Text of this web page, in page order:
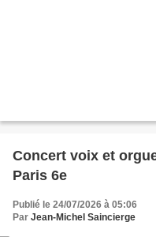
Concert voix et
Paris 6e
Publié le 24/07/2026 à 05:06
Par Jean-Michel Saincierge